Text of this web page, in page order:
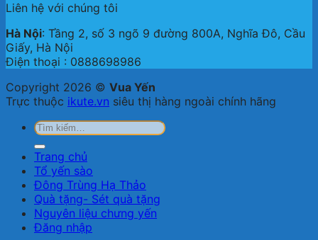
Liên hệ với chúng tôi
Hà Nội: Tầng 2, số 3 ngõ 9 đường 800A, Nghĩa Đô, Cầu
Giấy, Hà Nội
Điện thoại : 0888698986
Copyright 2026 © Vua Yến
Trực thuộc ikute.vn siêu thị hàng ngoài chính hãng
Tìm
Trang chủ
Tổ yến sào
Đông Trùng Hạ Thảo
Quà tặng- Sét quà tặng
Nguyên liệu chưng yến
Đăng nhập